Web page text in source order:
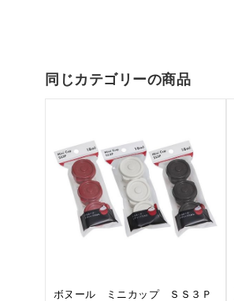
同じカテゴリーの商品
ボヌール ミニカップ ＳＳ３Ｐ